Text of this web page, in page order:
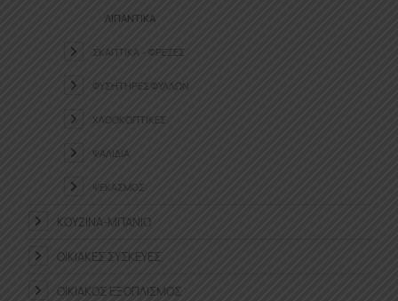
ΛΙΠΑΝΤΙΚΆ
ΣΚΑΠΤΙΚΆ – ΦΡΈΖΕΣ
ΦΥΣΗΤΉΡΕΣ ΦΎΛΛΩΝ
ΧΛΟΟΚΟΠΤΙΚΈΣ
ΨΑΛΊΔΙΑ
ΨΕΚΑΣΜΌΣ
ΚΟΥΖΊΝΑ-ΜΠΆΝΙΟ
ΟΙΚΙΑΚΈΣ ΣΥΣΚΕΥΈΣ
ΟΙΚΙΑΚΌΣ ΕΞΟΠΛΙΣΜΌΣ